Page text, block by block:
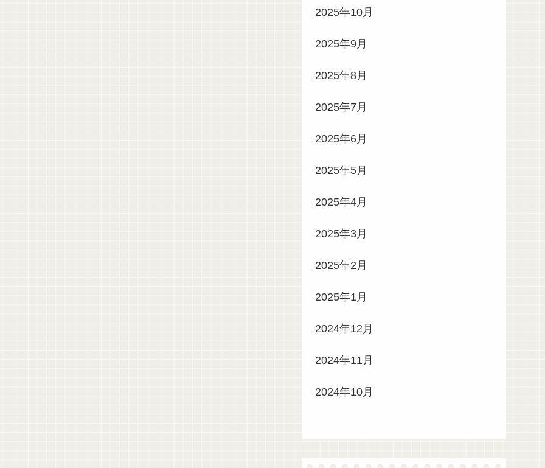
2025年10月
2025年9月
2025年8月
2025年7月
2025年6月
2025年5月
2025年4月
2025年3月
2025年2月
2025年1月
2024年12月
2024年11月
2024年10月